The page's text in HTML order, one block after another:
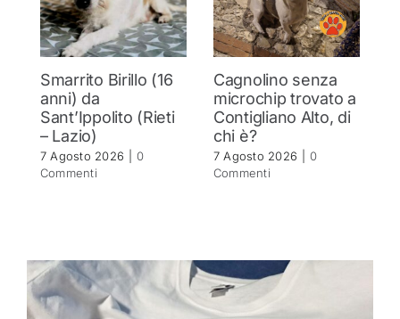
Smarrito Birillo (16
anni) da
Sant’Ippolito (Rieti
– Lazio)
7 Agosto 2026
0
Commenti
Cagnolino senza
microchip trovato a
Contigliano Alto, di
chi è?
7 Agosto 2026
0
Commenti